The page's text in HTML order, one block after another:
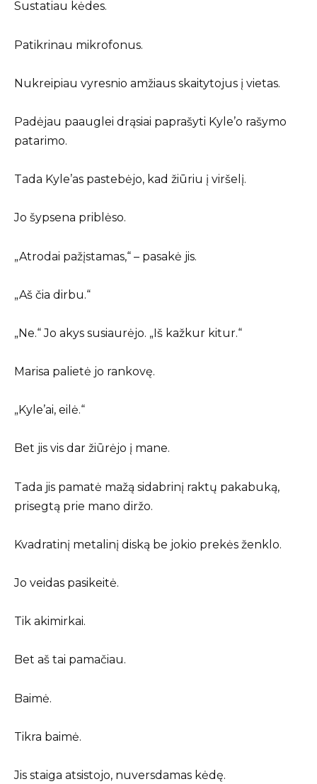
Sustatiau kėdes.
Patikrinau mikrofonus.
Nukreipiau vyresnio amžiaus skaitytojus į vietas.
Padėjau paauglei drąsiai paprašyti Kyle’o rašymo
patarimo.
Tada Kyle’as pastebėjo, kad žiūriu į viršelį.
Jo šypsena priblėso.
„Atrodai pažįstamas,“ – pasakė jis.
„Aš čia dirbu.“
„Ne.“ Jo akys susiaurėjo. „Iš kažkur kitur.“
Marisa palietė jo rankovę.
„Kyle’ai, eilė.“
Bet jis vis dar žiūrėjo į mane.
Tada jis pamatė mažą sidabrinį raktų pakabuką,
prisegtą prie mano diržo.
Kvadratinį metalinį diską be jokio prekės ženklo.
Jo veidas pasikeitė.
Tik akimirkai.
Bet aš tai pamačiau.
Baimė.
Tikra baimė.
Jis staiga atsistojo, nuversdamas kėdę.